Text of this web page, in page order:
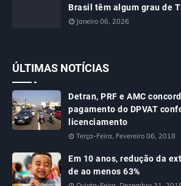
Brasil têm algum grau de
Janeiro 06, 2026
ÚLTIMAS NOTÍCIAS
Detran, PRF e AMC
pagamento do DPVAT
licenciamento
Terça-Feira, Fevereiro 06, 2018
Em 10 anos, redução da
de ao menos 63%